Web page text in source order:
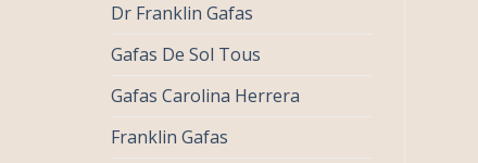
Dr Franklin Gafas
Gafas De Sol Tous
Gafas Carolina Herrera
Franklin Gafas